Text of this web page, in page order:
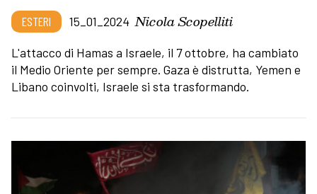
ESTERI 15_01_2024 Nicola Scopelliti
L'attacco di Hamas a Israele, il 7 ottobre, ha cambiato
il Medio Oriente per sempre. Gaza è distrutta, Yemen e
Libano coinvolti, Israele si sta trasformando.